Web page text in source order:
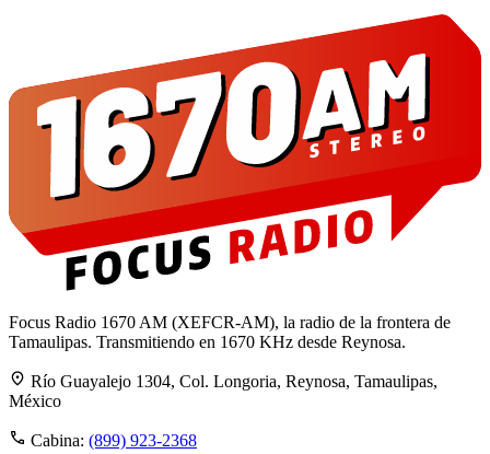
Focus Radio 1670 AM (XEFCR-AM), la radio de la frontera de
Tamaulipas. Transmitiendo en 1670 KHz desde Reynosa.
Río Guayalejo 1304, Col. Longoria, Reynosa, Tamaulipas,
México
Cabina: (899) 923-2368